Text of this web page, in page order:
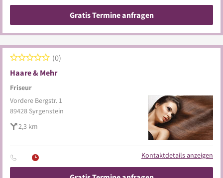
Gratis Termine anfragen
Haare & Mehr
Friseur
0
Vordere Bergstr. 1
89428 Syrgenstein
2,3 km
Kontaktdetails anzeigen